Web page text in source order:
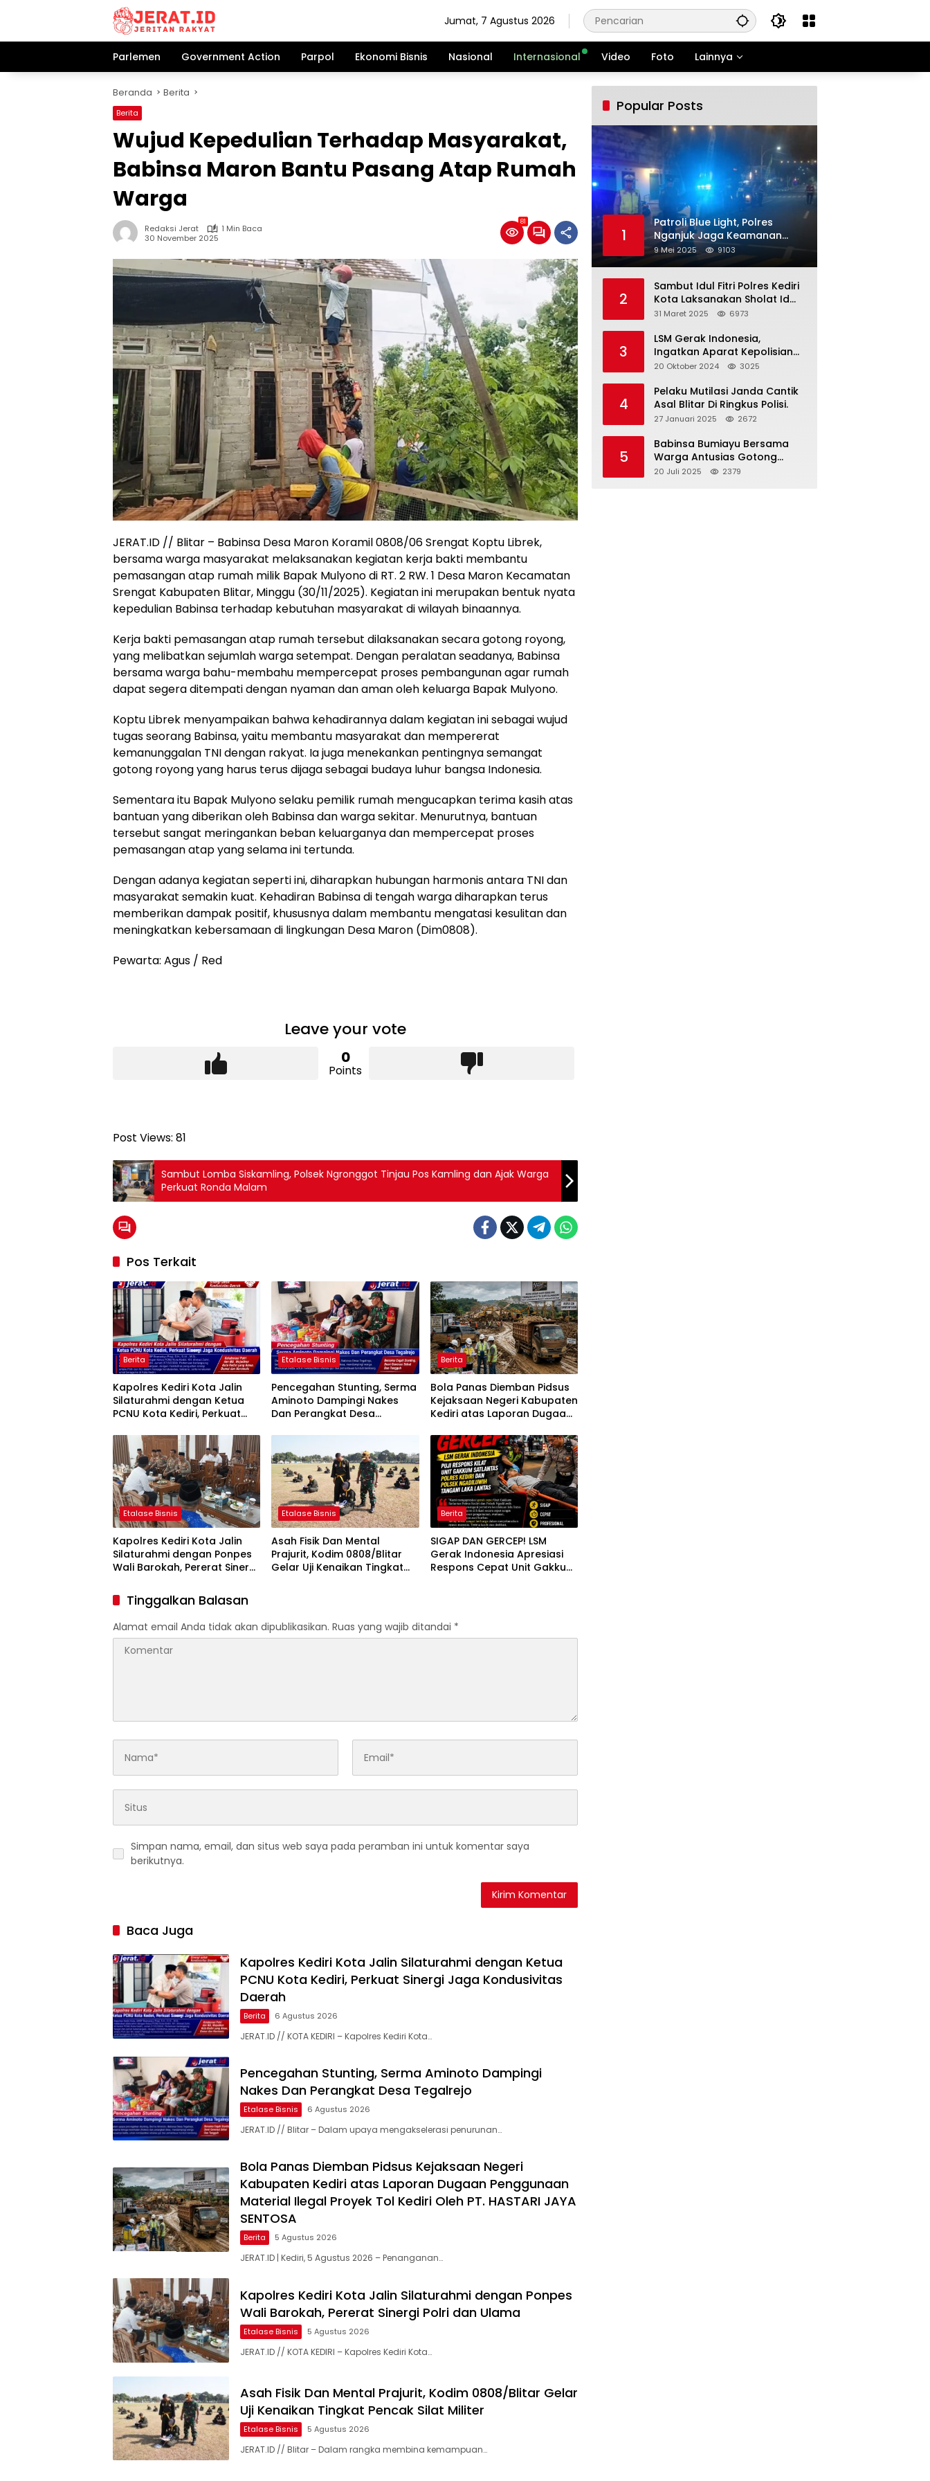
Jumat, 7 Agustus 2026
Parlemen Government Action Parpol Ekonomi Bisnis Nasional Internasional Video Foto Lainnya
Beranda Berita
Berita
Wujud Kepedulian Terhadap Masyarakat,
Babinsa Maron Bantu Pasang Atap Rumah
Warga
Redaksi Jerat
1 Min Baca
30 November 2025
81
JERAT.ID // Blitar – Babinsa Desa Maron Koramil 0808/06 Srengat Koptu Librek,
bersama warga masyarakat melaksanakan kegiatan kerja bakti membantu
pemasangan atap rumah milik Bapak Mulyono di RT. 2 RW. 1 Desa Maron Kecamatan
Srengat Kabupaten Blitar, Minggu (30/11/2025). Kegiatan ini merupakan bentuk nyata
kepedulian Babinsa terhadap kebutuhan masyarakat di wilayah binaannya.
Kerja bakti pemasangan atap rumah tersebut dilaksanakan secara gotong royong,
yang melibatkan sejumlah warga setempat. Dengan peralatan seadanya, Babinsa
bersama warga bahu-membahu mempercepat proses pembangunan agar rumah
dapat segera ditempati dengan nyaman dan aman oleh keluarga Bapak Mulyono.
Koptu Librek menyampaikan bahwa kehadirannya dalam kegiatan ini sebagai wujud
tugas seorang Babinsa, yaitu membantu masyarakat dan mempererat
kemanunggalan TNI dengan rakyat. Ia juga menekankan pentingnya semangat
gotong royong yang harus terus dijaga sebagai budaya luhur bangsa Indonesia.
Sementara itu Bapak Mulyono selaku pemilik rumah mengucapkan terima kasih atas
bantuan yang diberikan oleh Babinsa dan warga sekitar. Menurutnya, bantuan
tersebut sangat meringankan beban keluarganya dan mempercepat proses
pemasangan atap yang selama ini tertunda.
Dengan adanya kegiatan seperti ini, diharapkan hubungan harmonis antara TNI dan
masyarakat semakin kuat. Kehadiran Babinsa di tengah warga diharapkan terus
memberikan dampak positif, khususnya dalam membantu mengatasi kesulitan dan
meningkatkan kebersamaan di lingkungan Desa Maron (Dim0808).
Pewarta: Agus / Red
Leave your vote
0
Points
Post Views: 81
Sambut Lomba Siskamling, Polsek Ngronggot Tinjau Pos Kamling dan Ajak Warga
Perkuat Ronda Malam
Pos Terkait
Berita
Kapolres Kediri Kota Jalin
Silaturahmi dengan Ketua
PCNU Kota Kediri, Perkuat
Daerah
Etalase Bisnis
Pencegahan Stunting, Serma
Aminoto Dampingi Nakes
Dan Perangkat Desa
Berita
Bola Panas Diemban Pidsus
Kejaksaan Negeri Kabupaten
Kediri atas Laporan Dugaan
Proyek Tol Kediri Oleh PT.
HASTARI JAYA SENTOSA
Etalase Bisnis
Kapolres Kediri Kota Jalin
Silaturahmi dengan Ponpes
Wali Barokah, Pererat Sinergi
Etalase Bisnis
Asah Fisik Dan Mental
Prajurit, Kodim 0808/Blitar
Gelar Uji Kenaikan Tingkat
Berita
SIGAP DAN GERCEP! LSM
Gerak Indonesia Apresiasi
Respons Cepat Unit Gakkum
Lalu Lintas
Tinggalkan Balasan
Alamat email Anda tidak akan dipublikasikan. Ruas yang wajib ditandai *
Simpan nama, email, dan situs web saya pada peramban ini untuk komentar saya
berikutnya.
Baca Juga
Kapolres Kediri Kota Jalin Silaturahmi dengan Ketua
PCNU Kota Kediri, Perkuat Sinergi Jaga Kondusivitas
Daerah
Berita 6 Agustus 2026
JERAT.ID // KOTA KEDIRI – Kapolres Kediri Kota…
Pencegahan Stunting, Serma Aminoto Dampingi
Nakes Dan Perangkat Desa Tegalrejo
Etalase Bisnis 6 Agustus 2026
JERAT.ID // Blitar – Dalam upaya mengakselerasi penurunan…
Bola Panas Diemban Pidsus Kejaksaan Negeri
Kabupaten Kediri atas Laporan Dugaan Penggunaan
Material Ilegal Proyek Tol Kediri Oleh PT. HASTARI JAYA
SENTOSA
Berita 5 Agustus 2026
JERAT.ID | Kediri, 5 Agustus 2026 – Penanganan…
Kapolres Kediri Kota Jalin Silaturahmi dengan Ponpes
Wali Barokah, Pererat Sinergi Polri dan Ulama
Etalase Bisnis 5 Agustus 2026
JERAT.ID // KOTA KEDIRI – Kapolres Kediri Kota…
Asah Fisik Dan Mental Prajurit, Kodim 0808/Blitar Gelar
Uji Kenaikan Tingkat Pencak Silat Militer
Etalase Bisnis 5 Agustus 2026
JERAT.ID // Blitar – Dalam rangka membina kemampuan…
Popular Posts
1
Patroli Blue Light, Polres
Nganjuk Jaga Keamanan
Jelang Long Weekend
9 Mei 2025 9103
2
Sambut Idul Fitri Polres Kediri
Kota Laksanakan Sholat Id
dan Gelar Halalbihalal
31 Maret 2025 6973
3
LSM Gerak Indonesia,
Ingatkan Aparat Kepolisian
Polres Blitar Kota “Tri Brata
20 Oktober 2024 3025
4
Pelaku Mutilasi Janda Cantik
Asal Blitar Di Ringkus Polisi.
27 Januari 2025 2672
5
Babinsa Bumiayu Bersama
Warga Antusias Gotong
Royong Bersihkan Jalan
20 Juli 2025 2379